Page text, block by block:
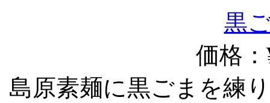
黒
価格
島原素麺に黒ごまを練